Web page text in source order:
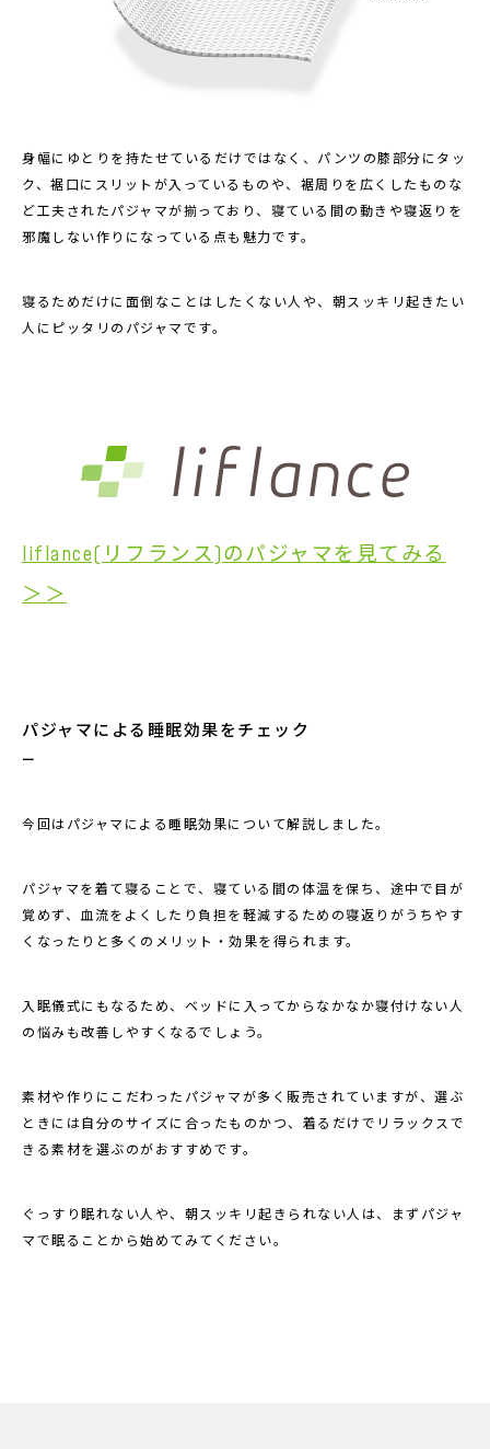
身幅にゆとりを持たせているだけではなく、パンツの膝部分にタッ
ク、裾口にスリットが入っているものや、裾周りを広くしたものな
ど工夫されたパジャマが揃っており、寝ている間の動きや寝返りを
邪魔しない作りになっている点も魅力です。
寝るためだけに面倒なことはしたくない人や、朝スッキリ起きたい
人にピッタリのパジャマです。
liflance(リフランス)のパジャマを見てみる
＞＞
パジャマによる睡眠効果をチェック
今回はパジャマによる睡眠効果について解説しました。
パジャマを着て寝ることで、寝ている間の体温を保ち、途中で目が
覚めず、血流をよくしたり負担を軽減するための寝返りがうちやす
くなったりと多くのメリット・効果を得られます。
入眠儀式にもなるため、ベッドに入ってからなかなか寝付けない人
の悩みも改善しやすくなるでしょう。
素材や作りにこだわったパジャマが多く販売されていますが、選ぶ
ときには自分のサイズに合ったものかつ、着るだけでリラックスで
きる素材を選ぶのがおすすめです。
ぐっすり眠れない人や、朝スッキリ起きられない人は、まずパジャ
マで眠ることから始めてみてください。